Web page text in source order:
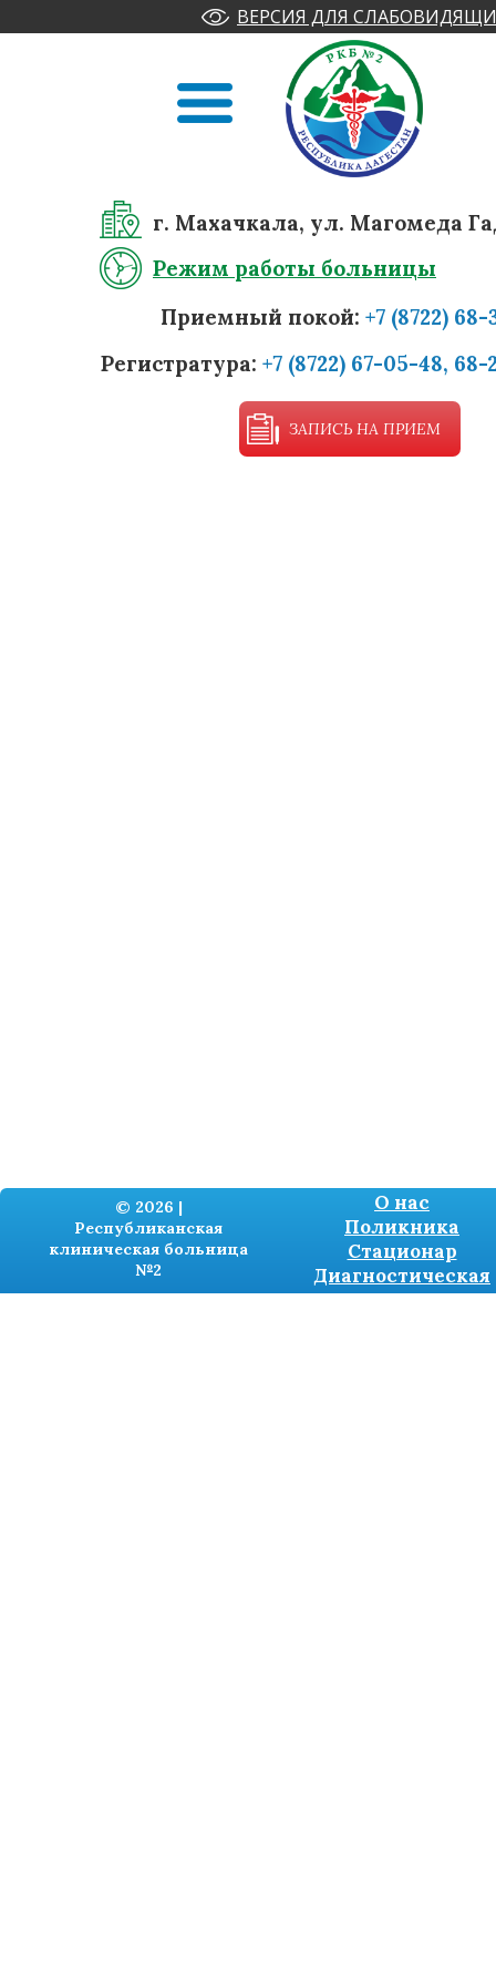
ВЕРСИЯ ДЛЯ
г. Махачкала, ул. Магомеда
Режим работы больницы
Приемный покой: +7 (8722)
Регистратура: +7 (8722) 67-05-48, 68-
ЗАПИСЬ НА ПРИЕМ
© 2026 |
Республиканская
клиническая больница
№2
О нас
Поликника
Стационар
Диагностическая